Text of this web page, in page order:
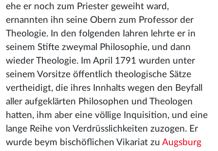
ehe er noch zum Priester geweiht ward,
ernannten ihn seine Obern zum Professor der
Theologie. In den folgenden Iahren lehrte er in
seinem Stifte zweymal Philosophie, und dann
wieder Theologie. Im April 1791 wurden unter
seinem Vorsitze öffentlich theologische Sätze
vertheidigt, die ihres Innhalts wegen den Beyfall
aller aufgeklärten Philosophen und Theologen
hatten, ihm aber eine völlige Inquisition, und eine
lange Reihe von Verdrüsslichkeiten zuzogen. Er
wurde beym bischöflichen Vikariat zu Augsburg